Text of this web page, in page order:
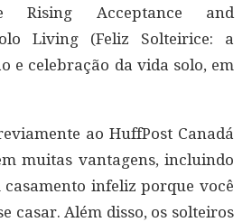
Rising Acceptance and
Living (Feliz Solteirice: a
e celebração da vida solo, em
ao HuffPost Canadá
muitas vantagens, incluindo
infeliz porque você
casar. Além disso, os solteiros